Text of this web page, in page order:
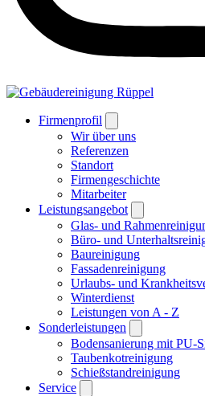
Firmenprofil
Wir über uns
Referenzen
Standort
Firmengeschichte
Mitarbeiter
Leistungsangebot
Glas- und
Büro- und
Baureinigung
Fassadenreinigung
Urlaubs- und
Winterdienst
Leistungen von A - Z
Sonderleistungen
Bodensanierung mit PU-
Taubenkotreinigung
Schießstandreinigung
Service